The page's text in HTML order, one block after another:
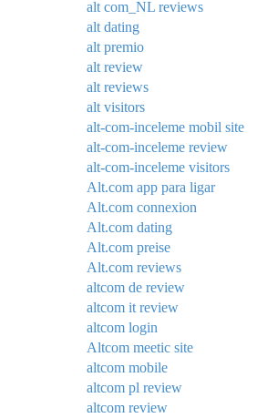
alt com_NL reviews
alt dating
alt premio
alt review
alt reviews
alt visitors
alt-com-inceleme mobil site
alt-com-inceleme review
alt-com-inceleme visitors
Alt.com app para ligar
Alt.com connexion
Alt.com dating
Alt.com preise
Alt.com reviews
altcom de review
altcom it review
altcom login
Altcom meetic site
altcom mobile
altcom pl review
altcom review